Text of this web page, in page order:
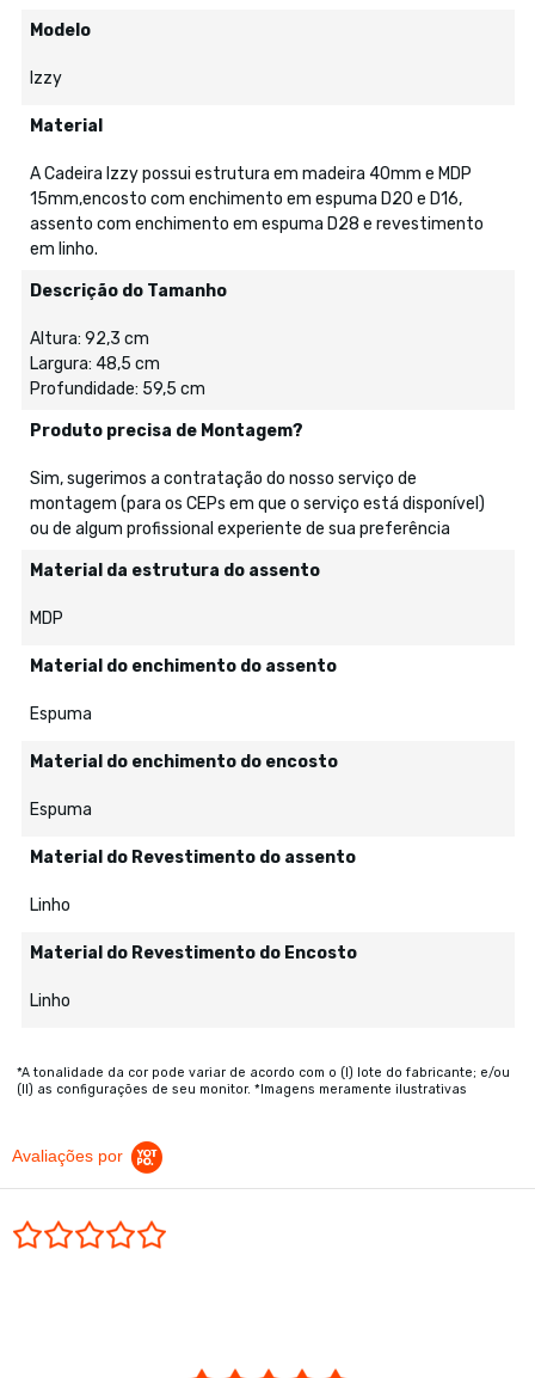
Modelo
Izzy
Material
A Cadeira Izzy possui estrutura em madeira 40mm e MDP
15mm,encosto com enchimento em espuma D20 e D16,
assento com enchimento em espuma D28 e revestimento
em linho.
Descrição do Tamanho
Altura: 92,3 cm
Largura: 48,5 cm
Profundidade: 59,5 cm
Produto precisa de Montagem?
Sim, sugerimos a contratação do nosso serviço de
montagem (para os CEPs em que o serviço está disponível)
ou de algum profissional experiente de sua preferência
Material da estrutura do assento
MDP
Material do enchimento do assento
Espuma
Material do enchimento do encosto
Espuma
Material do Revestimento do assento
Linho
Material do Revestimento do Encosto
Linho
*A tonalidade da cor pode variar de acordo com o (I) lote do fabricante; e/ou
(II) as configurações de seu monitor. *Imagens meramente ilustrativas
Avaliações por